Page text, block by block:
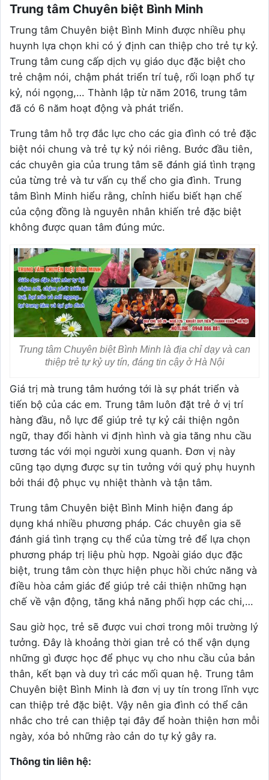
Trung tâm Chuyên biệt Bình Minh
Trung tâm Chuyên biệt Bình Minh được nhiều phụ
huynh lựa chọn khi có ý định can thiệp cho trẻ tự kỷ.
Trung tâm cung cấp dịch vụ giáo dục đặc biệt cho
trẻ chậm nói, chậm phát triển trí tuệ, rối loạn phổ tự
kỷ, nói ngọng,… Thành lập từ năm 2016, trung tâm
đã có 6 năm hoạt động và phát triển.
Trung tâm hỗ trợ đắc lực cho các gia đình có trẻ đặc
biệt nói chung và trẻ tự kỷ nói riêng. Bước đầu tiên,
các chuyên gia của trung tâm sẽ đánh giá tình trạng
của từng trẻ và tư vấn cụ thể cho gia đình. Trung
tâm Bình Minh hiểu rằng, chỉnh hiểu biết hạn chế
của cộng đồng là nguyên nhân khiến trẻ đặc biệt
không được quan tâm đúng mức.
Trung tâm Chuyên biệt Bình Minh là địa chỉ dạy và can
thiệp trẻ tự kỷ uy tín, đáng tin cậy ở Hà Nội
Giá trị mà trung tâm hướng tới là sự phát triển và
tiến bộ của các em. Trung tâm luôn đặt trẻ ở vị trí
hàng đầu, nỗ lực để giúp trẻ tự kỷ cải thiện ngôn
ngữ, thay đổi hành vi định hình và gia tăng nhu cầu
tương tác với mọi người xung quanh. Đơn vị này
cũng tạo dựng được sự tin tưởng với quý phụ huynh
bởi thái độ phục vụ nhiệt thành và tận tâm.
Trung tâm Chuyên biệt Bình Minh hiện đang áp
dụng khá nhiều phương pháp. Các chuyên gia sẽ
đánh giá tình trạng cụ thể của từng trẻ để lựa chọn
phương pháp trị liệu phù hợp. Ngoài giáo dục đặc
biệt, trung tâm còn thực hiện phục hồi chức năng và
điều hòa cảm giác để giúp trẻ cải thiện những hạn
chế về vận động, tăng khả năng phối hợp các chi,…
Sau giờ học, trẻ sẽ được vui chơi trong môi trường lý
tưởng. Đây là khoảng thời gian trẻ có thể vận dụng
những gì được học để phục vụ cho nhu cầu của bản
thân, kết bạn và duy trì các mối quan hệ. Trung tâm
Chuyên biệt Bình Minh là đơn vị uy tín trong lĩnh vực
can thiệp trẻ đặc biệt. Vậy nên gia đình có thể cân
nhắc cho trẻ can thiệp tại đây để hoàn thiện hơn mỗi
ngày, xóa bỏ những rào cản do tự kỷ gây ra.
Thông tin liên hệ: